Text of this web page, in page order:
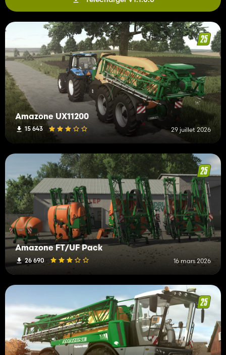
Amazone UX11200
15 643 29 juillet 2026
Amazone FT/UF Pack
26 690 16 mars 2026